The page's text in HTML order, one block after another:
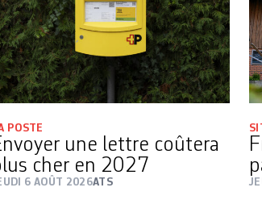
POSTE
une lettre coûtera
cher en 2027
6 AOÛT 2026ATS